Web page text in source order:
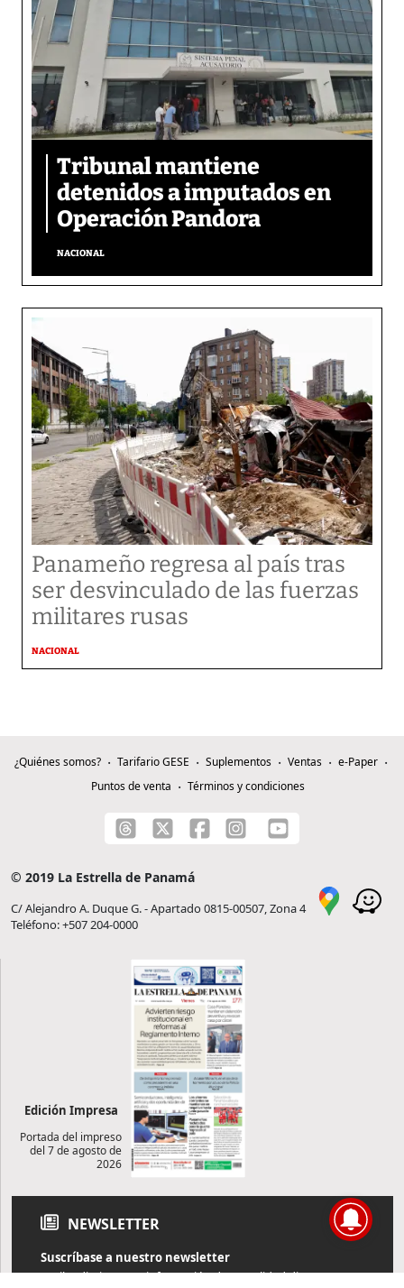
Tribunal mantiene
detenidos a imputados en
Operación Pandora
NACIONAL
Panameño regresa al país tras
ser desvinculado de las fuerzas
militares rusas
NACIONAL
¿Quiénes somos? Tarifario GESE Suplementos Ventas
e-Paper
Puntos de venta
Términos y condiciones
© 2019 La Estrella de Panamá
C/ Alejandro A. Duque G. - Apartado 0815-00507, Zona 4
Teléfono: +507 204-0000
Edición Impresa
Portada del impreso
del 7 de agosto de
2026
NEWSLETTER
Suscríbase a nuestro newsletter
Reciba diariamente información de actualidad directamente en